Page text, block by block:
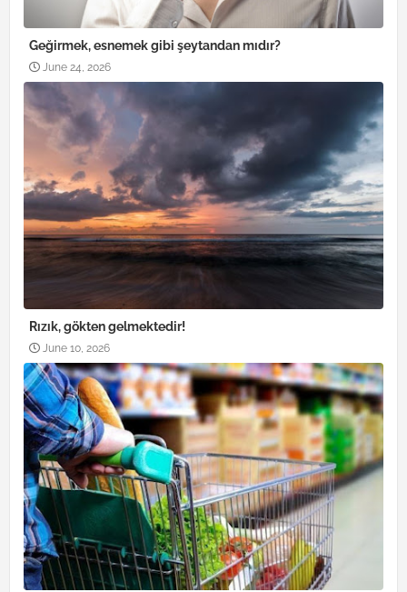
Geğirmek, esnemek gibi şeytandan mıdır?
June 24, 2026
Rızık, gökten gelmektedir!
June 10, 2026